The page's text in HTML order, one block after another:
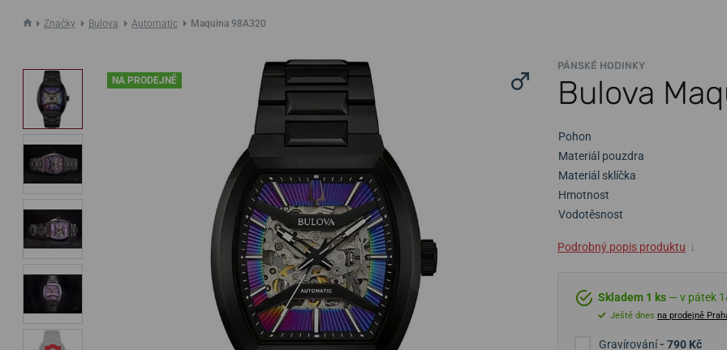
Značky Bulova Automatic Maquina 98A320
PÁNSKÉ HODINKY
Bulova
NA PRODEJNĚ
Pohon
Materiál pouzdra
Materiál sklíčka
Hmotnost
Vodotěsnost
Podrobný popis produktu ↓
Skladem 1 ks — v pátek
Ještě dnes na prodejně
Gravírování- 790 Kč